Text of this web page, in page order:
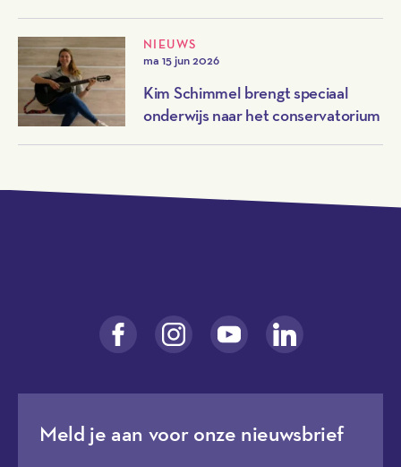
NIEUWS
ma 15 jun 2026
Kim Schimmel brengt speciaal
onderwijs naar het conservatorium
Meld je aan voor onze nieuwsbrief